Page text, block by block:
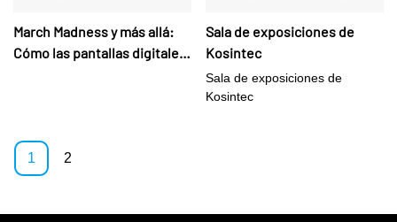
March Madness y más allá:
Cómo las pantallas digitales
Sala de exposiciones de
Kosintec
Sala de exposiciones de
Kosintec
1 2